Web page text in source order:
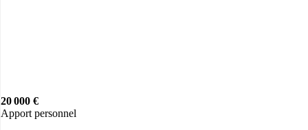
20 000 €
Apport personnel